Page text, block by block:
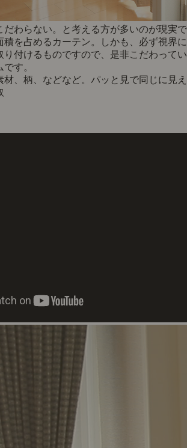
だわらない。と考える方が多いのが現実で
積を占めるカーテン。しかも、必ず視界に
り付けるものですので、是非こだわってい
す。
、柄、などなど。パッと見で同じに見え